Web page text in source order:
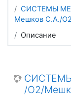
СИСТЕМЫ
Мешков С.А./
Описание
/О2/